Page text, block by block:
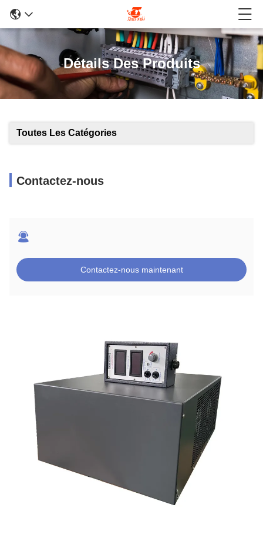
Détails Des Produits
Toutes Les Catégories
Contactez-nous
Contactez-nous maintenant